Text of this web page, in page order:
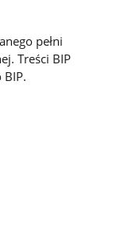
pełni
Treści BIP